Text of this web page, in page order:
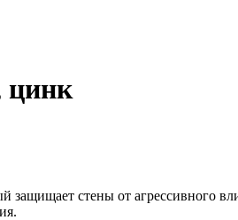
цинк
стены от агрессивного